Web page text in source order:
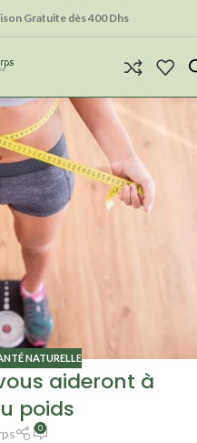
Gratuite dès 400 Dhs
NATURELLE
aideront à
poids
0